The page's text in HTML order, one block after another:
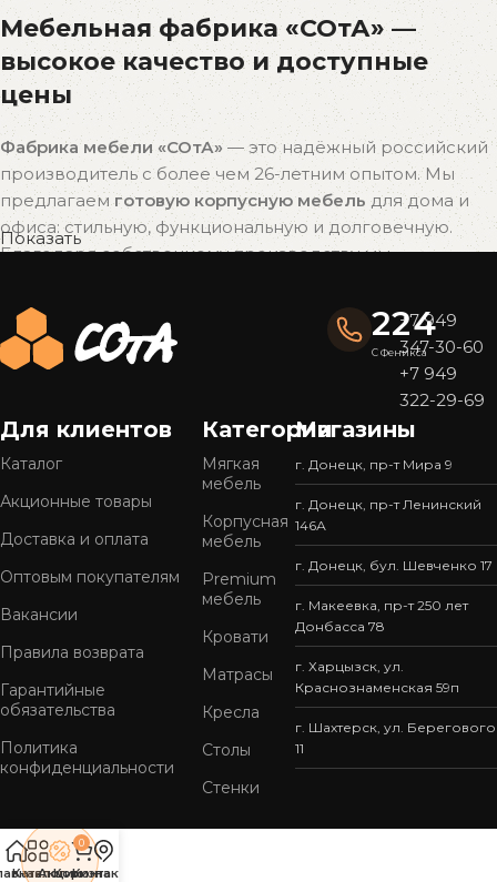
Мебельная фабрика «СОтА» —
высокое качество и доступные
цены
Фабрика мебели «СОтА» — это надёжный российский
производитель с более чем 26-летним опытом. Мы
предлагаемготовую корпусную мебель для дома и
офиса: стильную, функциональную и долговечную.
Благодаря собственному производству мы
качества
Почему выбирают мебель «СОтА»?
У нас представлен
большой выбор мебелив
популярных стилях — от современного минимализма
до уютной классики. Готовые решения подойдут для
кухни, спальни, гостиной, прихожей или офиса.
Качество, проверенное временем
Мы используем тольконадежные материалыи
современные технологии производства. Это
обеспечивает мебели прочность, устойчивость к
износу и привлекательный внешний вид на долгие
годы.
Готовые решения — быстро и удобно
Вся мебель «СОтА» уже в наличии и готова к отправке.
Вам не придётся ждать изготовления — достаточно
организуем доставку.
Показать
224
С Феникса
+7 949
347-30-60
+7 949
322-29-69
Для клиентов
Каталог
Акционные товары
Доставка и оплата
Оптовым покупателям
Вакансии
Правила возврата
Гарантийные
обязательства
Политика
конфиденциальности
Категории
Мягкая
мебель
Корпусная
мебель
Premium
мебель
Кровати
Матрасы
Кресла
Столы
Стенки
Магазины
г. Донецк, пр-т Мира 9
г. Донецк, пр-т Ленинский
146А
г. Донецк, бул. Шевченко 17
г. Макеевка, пр-т 250 лет
Донбасса 78
г. Харцызск, ул.
Краснознаменская 59п
г. Шахтерск, ул. Берегового
11
Каталог
Акции
0
Коризна
Контакты